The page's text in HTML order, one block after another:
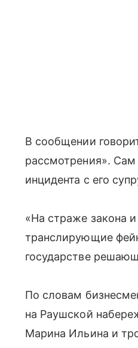
В сообщении
рассмотрения». Сам
инцидента с его
«На страже закона
транслирующие
государстве
По словам
на Раушской
Марина Ильина и